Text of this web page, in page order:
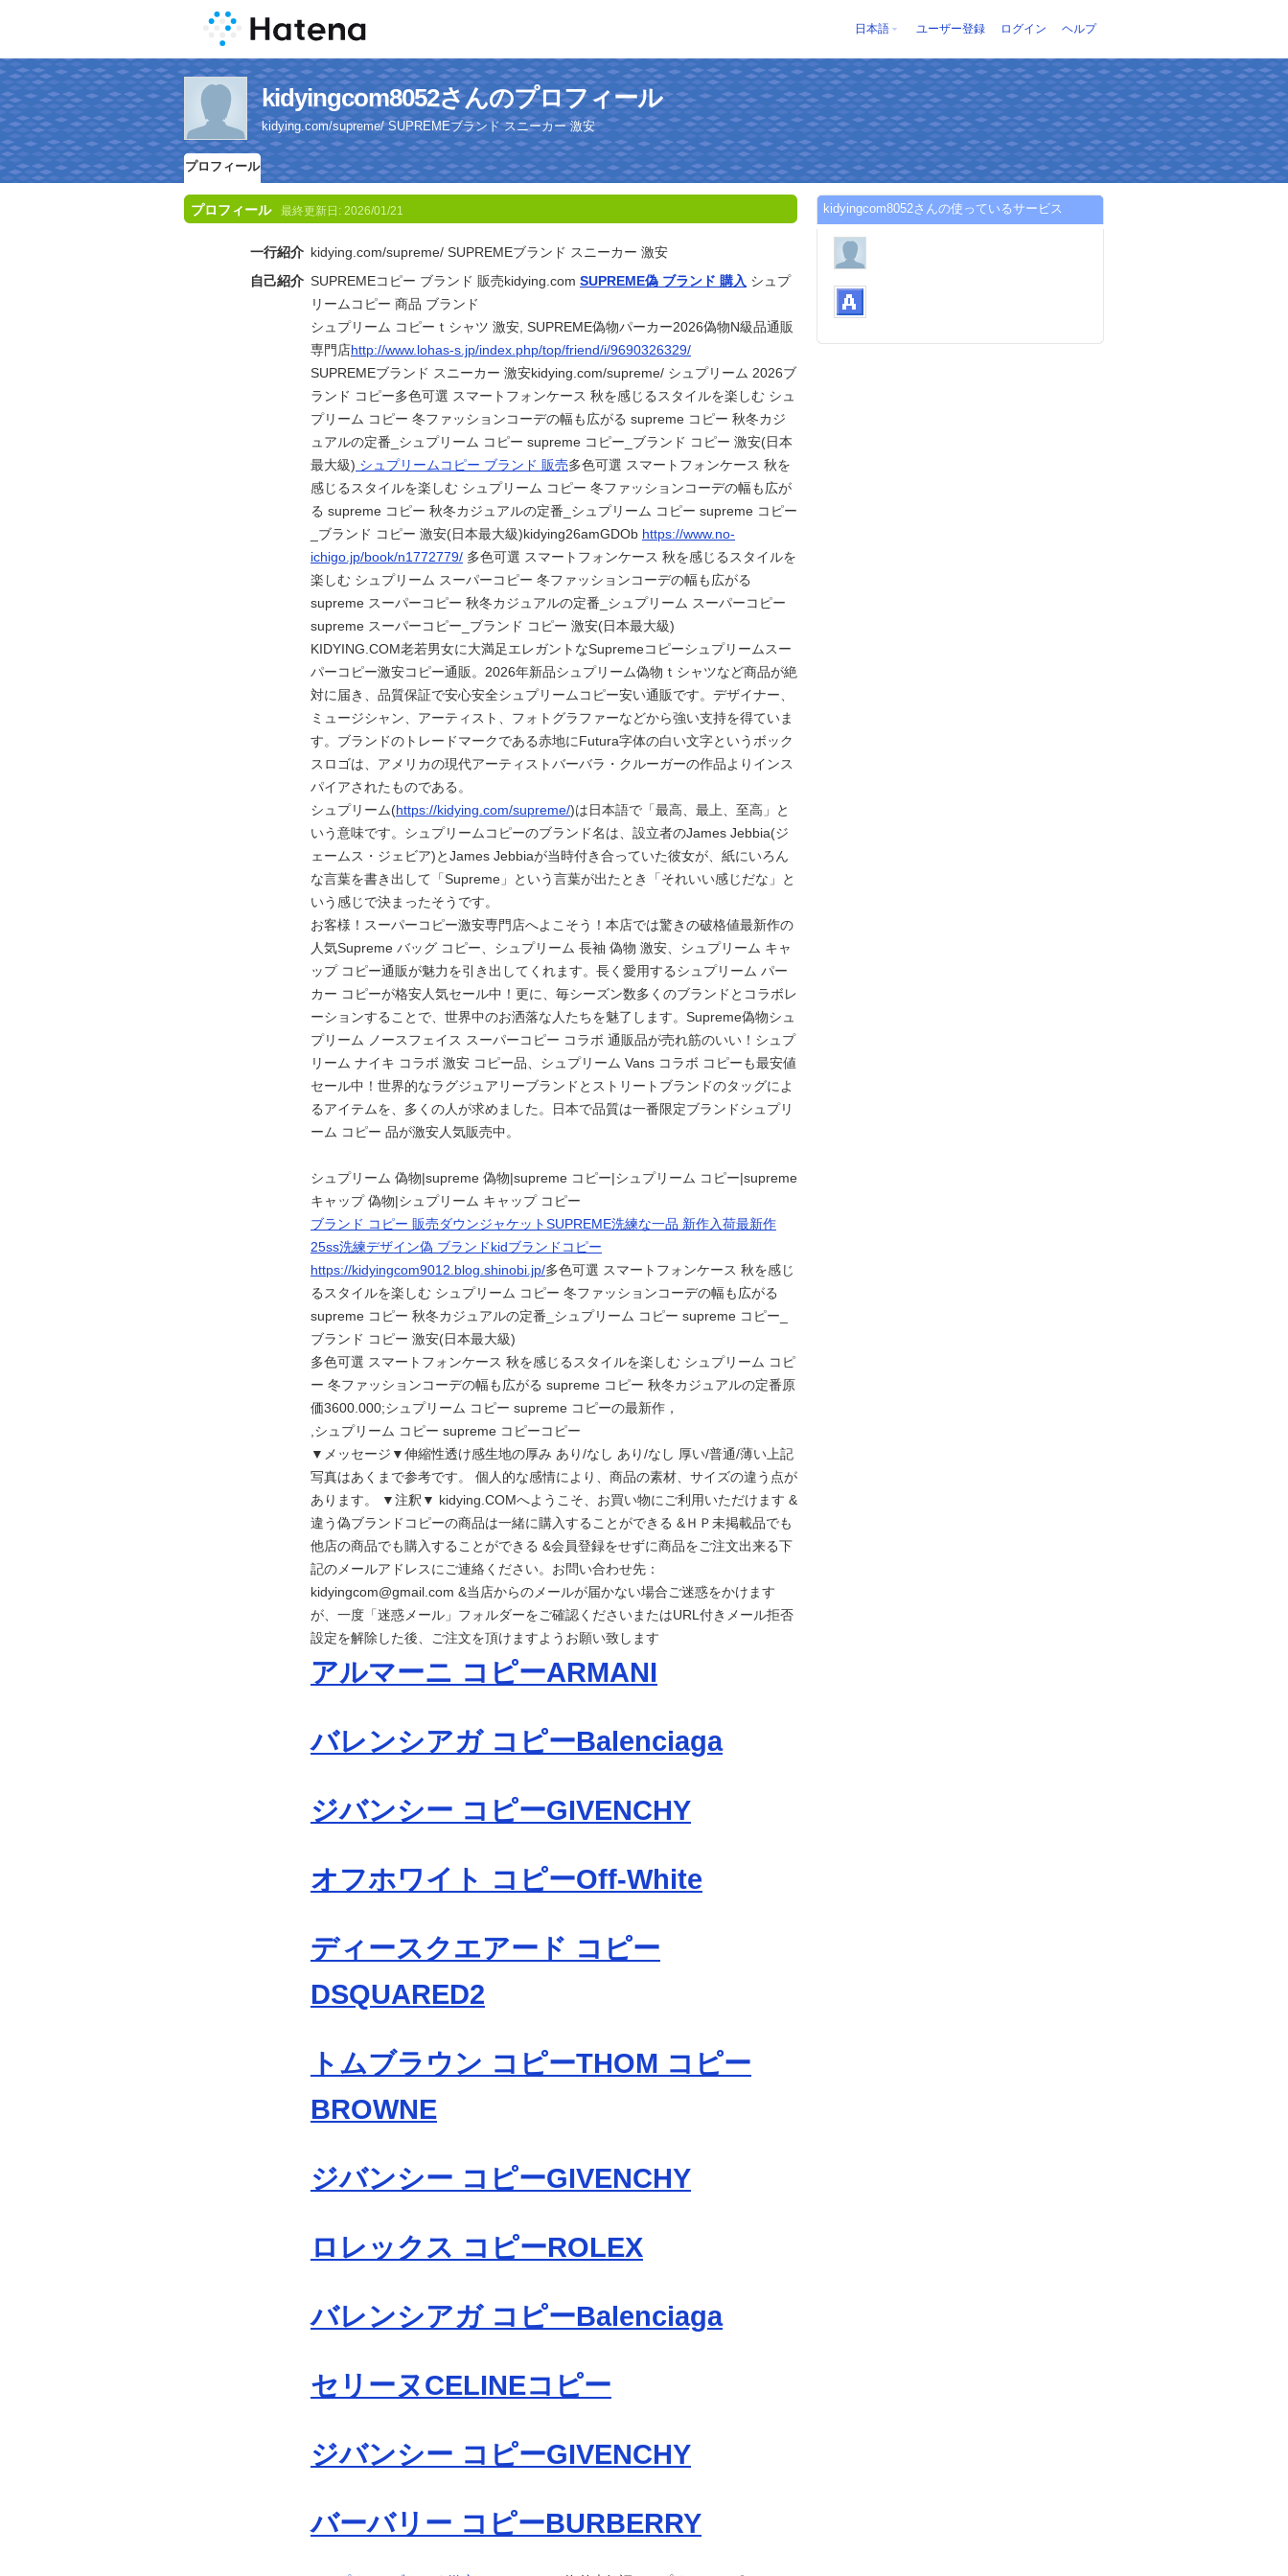
日本語 ユーザー登録 ログイン ヘルプ
kidyingcom8052さんのプロフィール
kidying.com/supreme/ SUPREMEブランド スニーカー 激安
プロフィール
プロフィール 最終更新日: 2026/01/21
一行紹介 kidying.com/supreme/ SUPREMEブランド スニーカー 激安
自己紹介 SUPREMEコピー ブランド 販売kidying.com SUPREME偽 ブランド 購入 シュプ
リームコピー 商品 ブランド
シュプリーム コピーｔシャツ 激安, SUPREME偽物パーカー2026偽物N級品通販
専門店http://www.lohas-s.jp/index.php/top/friend/i/9690326329/
SUPREMEブランド スニーカー 激安kidying.com/supreme/ シュプリーム 2026ブ
ランド コピー多色可選 スマートフォンケース 秋を感じるスタイルを楽しむ シュ
プリーム コピー 冬ファッションコーデの幅も広がる supreme コピー 秋冬カジ
ュアルの定番_シュプリーム コピー supreme コピー_ブランド コピー 激安(日本
最大級) シュプリームコピー ブランド 販売多色可選 スマートフォンケース 秋を
感じるスタイルを楽しむ シュプリーム コピー 冬ファッションコーデの幅も広が
る supreme コピー 秋冬カジュアルの定番_シュプリーム コピー supreme コピー
_ブランド コピー 激安(日本最大級)kidying26amGDOb https://www.no-
ichigo.jp/book/n1772779/ 多色可選 スマートフォンケース 秋を感じるスタイルを
楽しむ シュプリーム スーパーコピー 冬ファッションコーデの幅も広がる
supreme スーパーコピー 秋冬カジュアルの定番_シュプリーム スーパーコピー
supreme スーパーコピー_ブランド コピー 激安(日本最大級)
KIDYING.COM老若男女に大満足エレガントなSupremeコピーシュプリームスー
パーコピー激安コピー通販。2026年新品シュプリーム偽物ｔシャツなど商品が絶
対に届き、品質保証で安心安全シュプリームコピー安い通販です。デザイナー、
ミュージシャン、アーティスト、フォトグラファーなどから強い支持を得ていま
す。ブランドのトレードマークである赤地にFutura字体の白い文字というボック
スロゴは、アメリカの現代アーティストバーバラ・クルーガーの作品よりインス
パイアされたものである。
シュプリーム(https://kidying.com/supreme/)は日本語で「最高、最上、至高」と
いう意味です。シュプリームコピーのブランド名は、設立者のJames Jebbia(ジ
ェームス・ジェビア)とJames Jebbiaが当時付き合っていた彼女が、紙にいろん
な言葉を書き出して「Supreme」という言葉が出たとき「それいい感じだな」と
いう感じで決まったそうです。
お客様！スーパーコピー激安専門店へよこそう！本店では驚きの破格値最新作の
人気Supreme バッグ コピー、シュプリーム 長袖 偽物 激安、シュプリーム キャ
ップ コピー通販が魅力を引き出してくれます。長く愛用するシュプリーム パー
カー コピーが格安人気セール中！更に、毎シーズン数多くのブランドとコラボレ
ーションすることで、世界中のお洒落な人たちを魅了します。Supreme偽物シュ
プリーム ノースフェイス スーパーコピー コラボ 通販品が売れ筋のいい！シュプ
リーム ナイキ コラボ 激安 コピー品、シュプリーム Vans コラボ コピーも最安値
セール中！世界的なラグジュアリーブランドとストリートブランドのタッグによ
るアイテムを、多くの人が求めました。日本で品質は一番限定ブランドシュプリ
ーム コピー 品が激安人気販売中。
シュプリーム 偽物|supreme 偽物|supreme コピー|シュプリーム コピー|supreme
キャップ 偽物|シュプリーム キャップ コピー
ブランド コピー 販売ダウンジャケットSUPREME洗練な一品 新作入荷最新作
25ss洗練デザイン偽 ブランドkidブランドコピー
https://kidyingcom9012.blog.shinobi.jp/多色可選 スマートフォンケース 秋を感じ
るスタイルを楽しむ シュプリーム コピー 冬ファッションコーデの幅も広がる
supreme コピー 秋冬カジュアルの定番_シュプリーム コピー supreme コピー_
ブランド コピー 激安(日本最大級)
多色可選 スマートフォンケース 秋を感じるスタイルを楽しむ シュプリーム コピ
ー 冬ファッションコーデの幅も広がる supreme コピー 秋冬カジュアルの定番原
価3600.000;シュプリーム コピー supreme コピーの最新作，
,シュプリーム コピー supreme コピーコピー
▼メッセージ▼伸縮性透け感生地の厚み あり/なし あり/なし 厚い/普通/薄い上記
写真はあくまで参考です。 個人的な感情により、商品の素材、サイズの違う点が
あります。 ▼注釈▼ kidying.COMへようこそ、お買い物にご利用いただけます &
違う偽ブランドコピーの商品は一緒に購入することができる &ＨＰ未掲載品でも
他店の商品でも購入することができる &会員登録をせずに商品をご注文出来る下
記のメールアドレスにご連絡ください。お問い合わせ先：
kidyingcom@gmail.com &当店からのメールが届かない場合ご迷惑をかけます
が、一度「迷惑メール」フォルダーをご確認くださいまたはURL付きメール拒否
設定を解除した後、ご注文を頂けますようお願い致します
アルマーニ コピーARMANI
バレンシアガ コピーBalenciaga
ジバンシー コピーGIVENCHY
オフホワイト コピーOff-White
ディースクエアード コピー
DSQUARED2
トムブラウン コピーTHOM コピー
BROWNE
ジバンシー コピーGIVENCHY
ロレックス コピーROLEX
バレンシアガ コピーBalenciaga
セリーヌCELINEコピー
ジバンシー コピーGIVENCHY
バーバリー コピーBURBERRY
kidyingcom8052さんの使っているサービス